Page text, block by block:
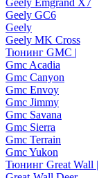
Geely Emgrand X7
Geely GC6
Geely
Geely MK Cross
Тюнинг GMC |
Gmc Acadia
Gmc Canyon
Gmc Envoy
Gmc Jimmy
Gmc Savana
Gmc Sierra
Gmc Terrain
Gmc Yukon
Тюнинг Great Wall